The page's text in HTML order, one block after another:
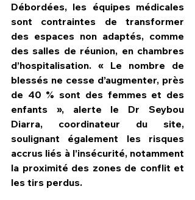
Débordées, les équipes médicales
sont contraintes de transformer
des espaces non adaptés, comme
des salles de réunion, en chambres
d’hospitalisation. « Le nombre de
blessés ne cesse d’augmenter, près
de 40 % sont des femmes et des
enfants », alerte le Dr Seybou
Diarra, coordinateur du site,
soulignant également les risques
accrus liés à l’insécurité, notamment
la proximité des zones de conflit et
les tirs perdus.